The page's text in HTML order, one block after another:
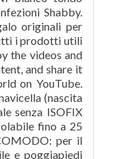
Shabby.
originali per
i prodotti utili
the videos and
and share it
on YouTube.
(nascita
senza ISOFIX
fino a 25
per il
e poggiapiedi